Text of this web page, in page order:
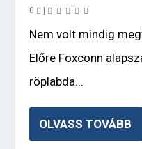
0
Nem volt mindig
Előre Foxconn
röplabda...
OLVASS TOVÁBB